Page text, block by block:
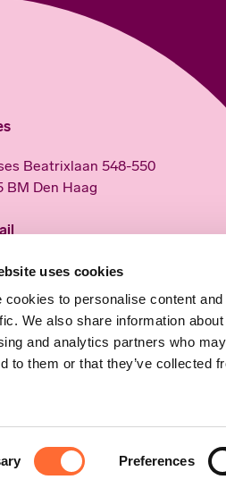
uses cookies
cookies to personalise content
We also share information
and analytics partners who
to them or that they’ve collected
Preferences
Beatrixlaan 548-550
BM Den Haag
| Samenwerking